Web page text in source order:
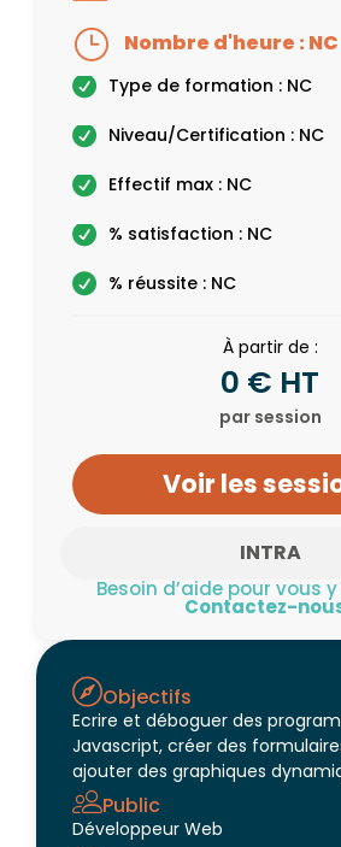
Objectifs
Ecrire et déboguer des
Javascript, créer des
ajouter des graphiques
Public
Développeur Web
INTRA
Nombre d'heure : NC
Type de formation : NC
Niveau/Certification : NC
Effectif max : NC
% satisfaction : NC
% réussite : NC
À partir de :
0 € HT
par session
Voir les
Besoin d’aide pour vous
Contactez-